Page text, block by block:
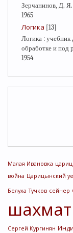
Зерчанинов, Д.
1965
Логика [13]
Логика :
обработке и под
1954
Малая Ивановка
война Царицынский
Белуха Тучков сейнер
Сергей Кургинян